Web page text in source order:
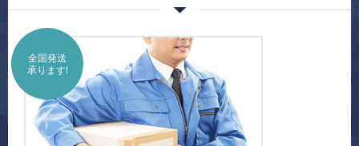
全国発送
承ります!